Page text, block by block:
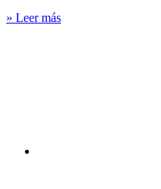
» Leer más